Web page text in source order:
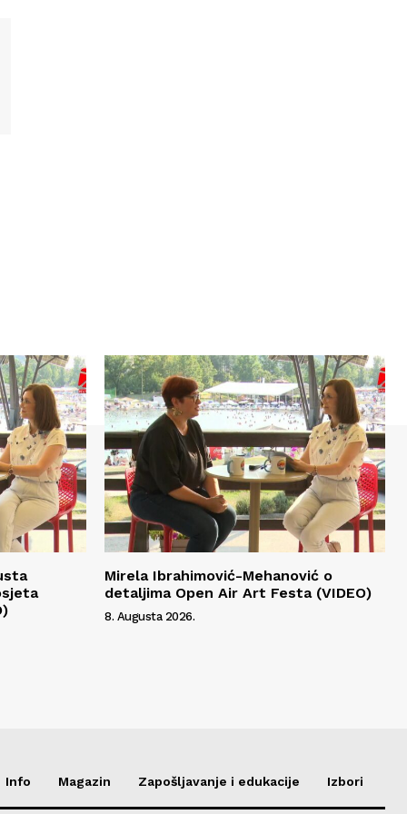
Mirela Ibrahimović-Mehanović o
detaljima Open Air Art Festa (VIDEO)
8. Augusta 2026.
Info Magazin Zapošljavanje i edukacije Izbori